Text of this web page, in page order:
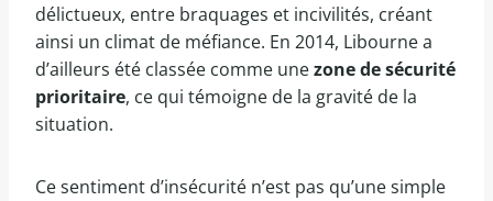
délictueux, entre braquages et incivilités, créant
ainsi un climat de méfiance. En 2014, Libourne a
d’ailleurs été classée comme unezone de sécurité
prioritaire, ce qui témoigne de la gravité de la
situation.
Ce sentiment d’insécurité n’est pas qu’une simple